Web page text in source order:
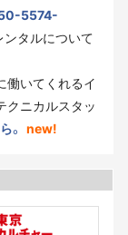
5574-
ンタルについて
働いてくれるイ
クニカルスタッ
。 new!